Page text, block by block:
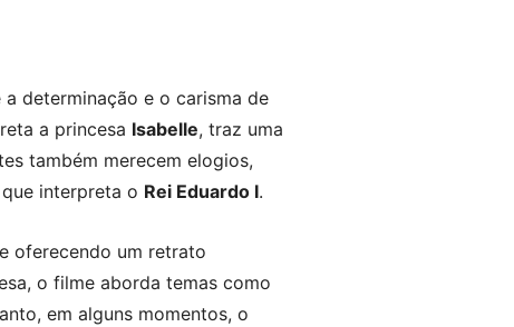
determinação e o carisma de
a princesa Isabelle, traz uma
também merecem elogios,
que interpreta o Rei Eduardo I.
oferecendo um retrato
o filme aborda temas como
em alguns momentos, o